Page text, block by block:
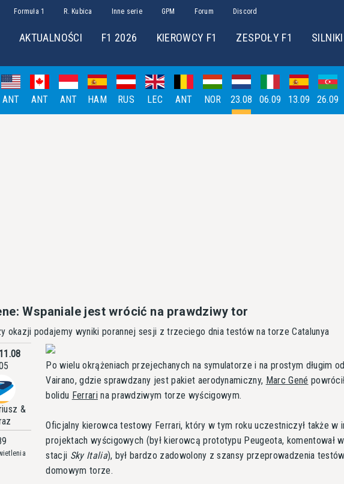
Formuła 1 R. Kubica Inne serie GPM Forum Discord
AKTUALNOŚCI F1 2026 KIEROWCY F1 ZESPOŁY F1
ANT ANT ANT HAM RUS LEC ANT NOR 23.08 06.09 13.09 26.09
Wspaniale jest wrócić na prawdziwy tor
okazji podajemy wyniki porannej sesji z trzeciego dnia testów na torze Catalunya
&
Po wielu okrążeniach przejechanych na symulatorze i na prostym długim
Vairano, gdzie sprawdzany jest pakiet aerodynamiczny, Marc Gené
bolidu Ferrari na prawdziwym torze wyścigowym.
Oficjalny kierowca testowy Ferrari, który w tym roku uczestniczył także w
projektach wyścigowych (był kierowcą prototypu Peugeota, komentował
stacji Sky Italia), był bardzo zadowolony z szansy przeprowadzenia
domowym torze.